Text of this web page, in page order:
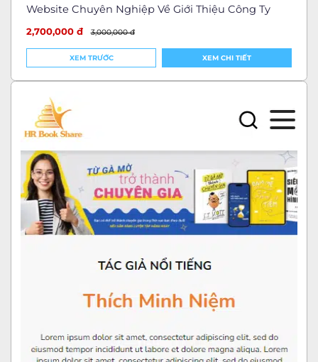
Website Chuyên Nghiệp Về Giới Thiệu Công Ty
2,700,000 đ 3,000,000 đ
XEM TRƯỚC XEM CHI TIẾT